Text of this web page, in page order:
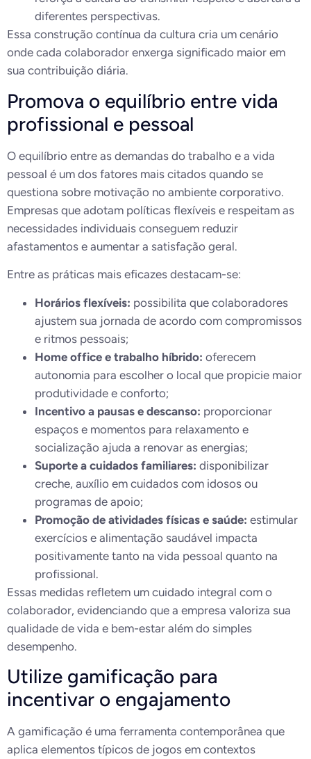
diferentes perspectivas.
Essa construção contínua da cultura cria um cenário
onde cada colaborador enxerga significado maior em
sua contribuição diária.
Promova o equilíbrio entre vida
profissional e pessoal
O equilíbrio entre as demandas do trabalho e a vida
pessoal é um dos fatores mais citados quando se
questiona sobre motivação no ambiente corporativo.
Empresas que adotam políticas flexíveis e respeitam as
necessidades individuais conseguem reduzir
afastamentos e aumentar a satisfação geral.
Entre as práticas mais eficazes destacam-se:
Horários flexíveis: possibilita que colaboradores
ajustem sua jornada de acordo com compromissos
e ritmos pessoais;
Home office e trabalho híbrido: oferecem
autonomia para escolher o local que propicie maior
produtividade e conforto;
Incentivo a pausas e descanso: proporcionar
espaços e momentos para relaxamento e
socialização ajuda a renovar as energias;
Suporte a cuidados familiares: disponibilizar
creche, auxílio em cuidados com idosos ou
programas de apoio;
Promoção de atividades físicas e saúde: estimular
exercícios e alimentação saudável impacta
positivamente tanto na vida pessoal quanto na
profissional.
Essas medidas refletem um cuidado integral com o
colaborador, evidenciando que a empresa valoriza sua
qualidade de vida e bem-estar além do simples
desempenho.
Utilize gamificação para
incentivar o engajamento
A gamificação é uma ferramenta contemporânea que
aplica elementos típicos de jogos em contextos